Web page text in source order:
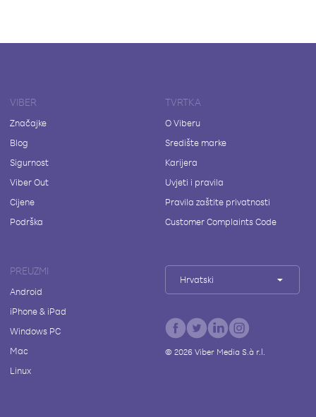
VIBER
Značajke
Blog
Sigurnost
Viber Out
Cijene
Podrška
TVRTKA
O Viberu
Središte marke
Karijera
Uvjeti i pravila
Pravila zaštite privatnosti
Customer Complaints Code
PREUZMI
Android
iPhone & iPad
Windows PC
Mac
Linux
Hrvatski
© 2026Viber Media S.à r.l.